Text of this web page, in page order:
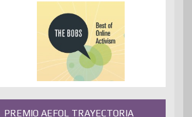
PREMIO AEFOL TRAYECTORIA